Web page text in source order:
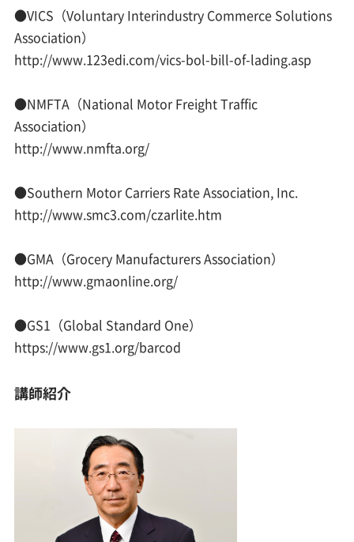
●VICS（Voluntary Interindustry Commerce Solutions
Association）
http://www.123edi.com/vics-bol-bill-of-lading.asp
●NMFTA（National Motor Freight Traffic
Association）
http://www.nmfta.org/
●Southern Motor Carriers Rate Association, Inc.
http://www.smc3.com/czarlite.htm
●GMA（Grocery Manufacturers Association）
http://www.gmaonline.org/
●GS1（Global Standard One）
https://www.gs1.org/barcod
講師紹介